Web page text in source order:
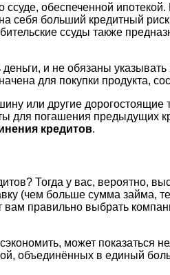
обеспеченной
себя больший кредитный
ссуды также
и не обязаны
для покупки продукта,
или другие
для погашения предыдущих
кредитов.
Тогда у вас, вероятно,
(чем больше сумма займа,
вам правильно выбрать
может показаться
объединённых в единый